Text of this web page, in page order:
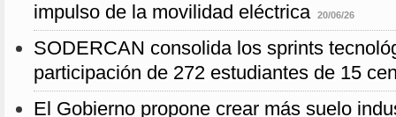
impulso de la movilidad eléctrica
20/06/26
SODERCAN consolida los sprints
participación de 272 estudiantes de 15
El Gobierno propone crear más suelo